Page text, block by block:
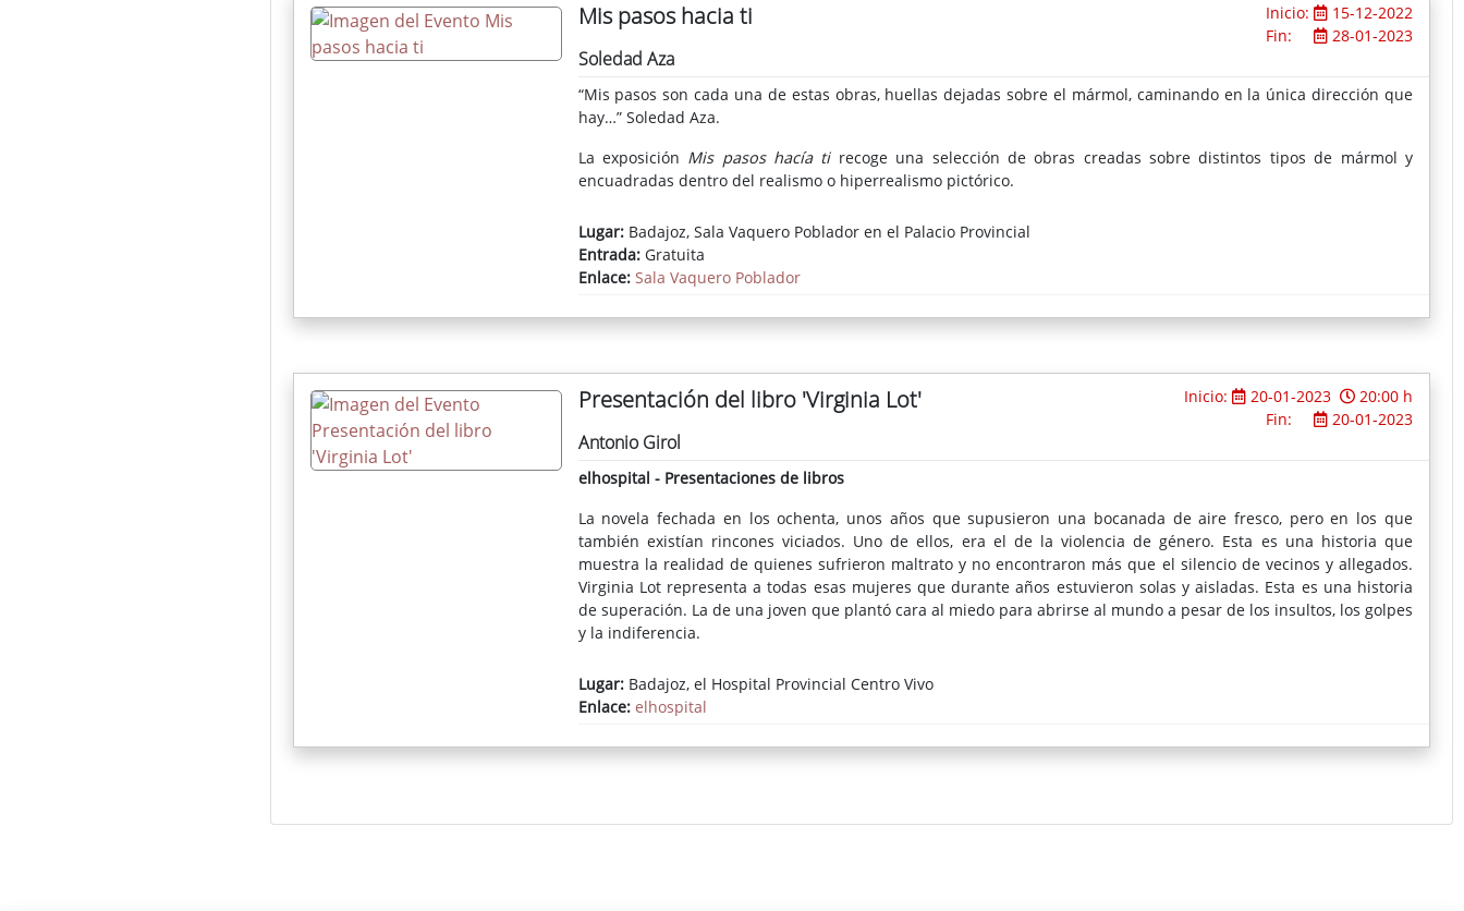
Mis pasos hacia ti Inicio:
15-12-2022
Fin:
28-01-2023
Soledad Aza
“Mis pasos son cada una de estas obras, huellas dejadas sobre el mármol, caminando en la única dirección que
hay…” Soledad Aza.
La exposición Mis pasos hacía tirecoge una selección de obras creadas sobre distintos tipos de mármol y
encuadradas dentro del realismo o hiperrealismo pictórico.
Lugar:Badajoz, Sala Vaquero Poblador en el Palacio Provincial
Entrada:Gratuita
Enlace: Sala Vaquero Poblador
Presentación del libro 'Virginia Lot' Inicio: 20-01-2023
20:00 h
Fin:
20-01-2023
Antonio Girol
elhospital - Presentaciones de libros
La novela fechada en los ochenta, unos años que supusieron una bocanada de aire fresco, pero en los que
también existían rincones viciados. Uno de ellos, era el de la violencia de género. Esta es una historia que
muestra la realidad de quienes sufrieron maltrato y no encontraron más que el silencio de vecinos y allegados.
Virginia Lot representa a todas esas mujeres que durante años estuvieron solas y aisladas. Esta es una historia
de superación. La de una joven que plantó cara al miedo para abrirse al mundo a pesar de los insultos, los golpes
y la indiferencia.
Lugar:Badajoz, el Hospital Provincial Centro Vivo
Enlace: elhospital